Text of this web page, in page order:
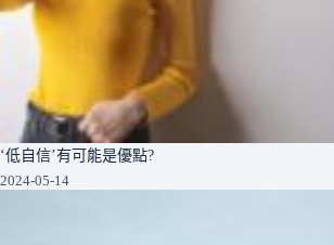
‘低自信’有可能是優點?
2024-05-14